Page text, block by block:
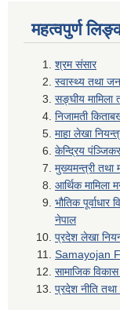
महत्वपुर्ण
श्रम संसार
स्वास्थ्य तथा
सङ्घीय मामिला
निजामती
माहा लेखा
केन्द्रिय
मुख्यमन्त्री तथा
आर्थिक मामिला
भौतिक
नेपाल
प्रदेश लेखा
Samayojan
सामाजिक
प्रदेश नीति